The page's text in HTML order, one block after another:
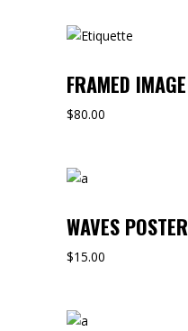
FRAMED IMAGE
$80.00
WAVES POSTER
$15.00